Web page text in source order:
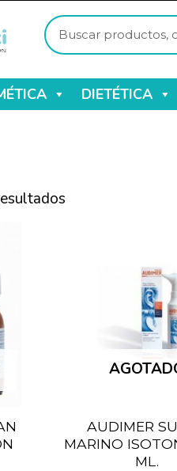
DIETÉTICA
AUDIMER
MARINO
ML.